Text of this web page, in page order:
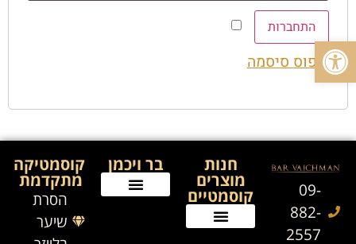
פתח סרגל נגישות
התחברות
איפוס סיסמה
09-
882-
2557
חנות
מוצרים
קוסמטיים
בר ויכמן קוסמטיקה
מתקדמת
הסרת
שיער